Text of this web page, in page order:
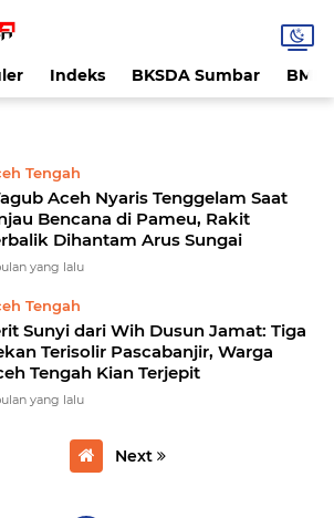
Indeks BKSDA Sumbar
Tengah
Aceh Nyaris Tenggelam Saat
Bencana di Pameu, Rakit
Dihantam Arus Sungai
yang lalu
Tengah
Sunyi dari Wih Dusun Jamat: Tiga
Terisolir Pascabanjir, Warga
Tengah Kian Terjepit
yang lalu
Next